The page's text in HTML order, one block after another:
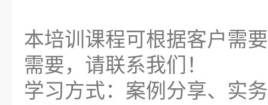
本培训课程可根据客户需
需要，请联系我们！
学习方式：案例分享、实